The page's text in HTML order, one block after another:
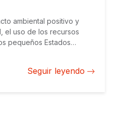
ambiental positivo y
el uso de los recursos
pequeños Estados
Seguir leyendo